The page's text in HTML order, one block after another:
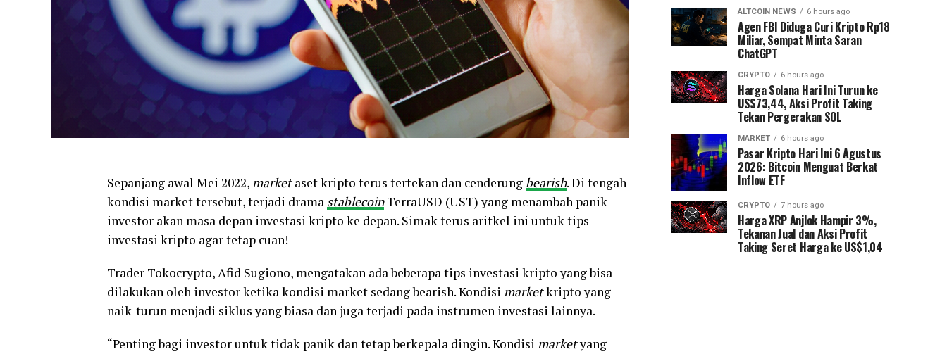
Sepanjang awal Mei 2022,marketaset kripto terus tertekan dan cenderung bearish. Di tengah
kondisi market tersebut, terjadi drama stablecoinTerraUSD (UST) yang menambah panik
investor akan masa depan investasi kripto ke depan. Simak terus aritkel ini untuk tips
investasi kripto agar tetap cuan!
Trader Tokocrypto, Afid Sugiono, mengatakan ada beberapa tips investasi kripto yang bisa
dilakukan oleh investor ketika kondisi market sedang bearish. Kondisi marketkripto yang
naik-turun menjadi siklus yang biasa dan juga terjadi pada instrumen investasi lainnya.
“Penting bagi investor untuk tidak panik dan tetap berkepala dingin. Kondisi marketyang
ALTCOIN NEWS 6 hours ago
Agen FBI Diduga Curi Kripto Rp18
Miliar, Sempat Minta Saran
ChatGPT
CRYPTO 6 hours ago
Harga Solana Hari Ini Turun ke
US$73,44, Aksi Profit Taking
Tekan Pergerakan SOL
MARKET 6 hours ago
Pasar Kripto Hari Ini 6 Agustus
2026: Bitcoin Menguat Berkat
Inflow ETF
CRYPTO 7 hours ago
Harga XRP Anjlok Hampir 3%,
Tekanan Jual dan Aksi Profit
Taking Seret Harga ke US$1,04